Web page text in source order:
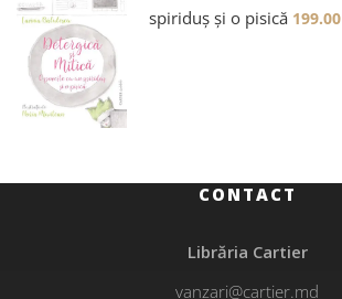
spiriduș și o pisică 199.00
CONTACT
Librăria Cartier
vanzari@cartier.md